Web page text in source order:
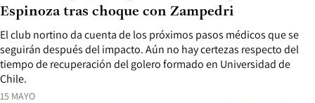
15 MAYO
El club nortino da cuenta de los próximos pasos médicos que se
seguirán después del impacto. Aún no hay certezas respecto del
tiempo de recuperación del golero formado en Universidad de
Chile.
Espinoza tras choque con Zampedri